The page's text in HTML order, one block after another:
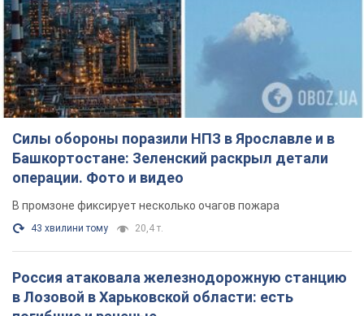
Силы обороны поразили НПЗ в Ярославле и в
Башкортостане: Зеленский раскрыл детали
операции. Фото и видео
В промзоне фиксирует несколько очагов пожара
43 хвилини тому 20,4 т.
Россия атаковала железнодорожную станцию
в Лозовой в Харьковской области: есть